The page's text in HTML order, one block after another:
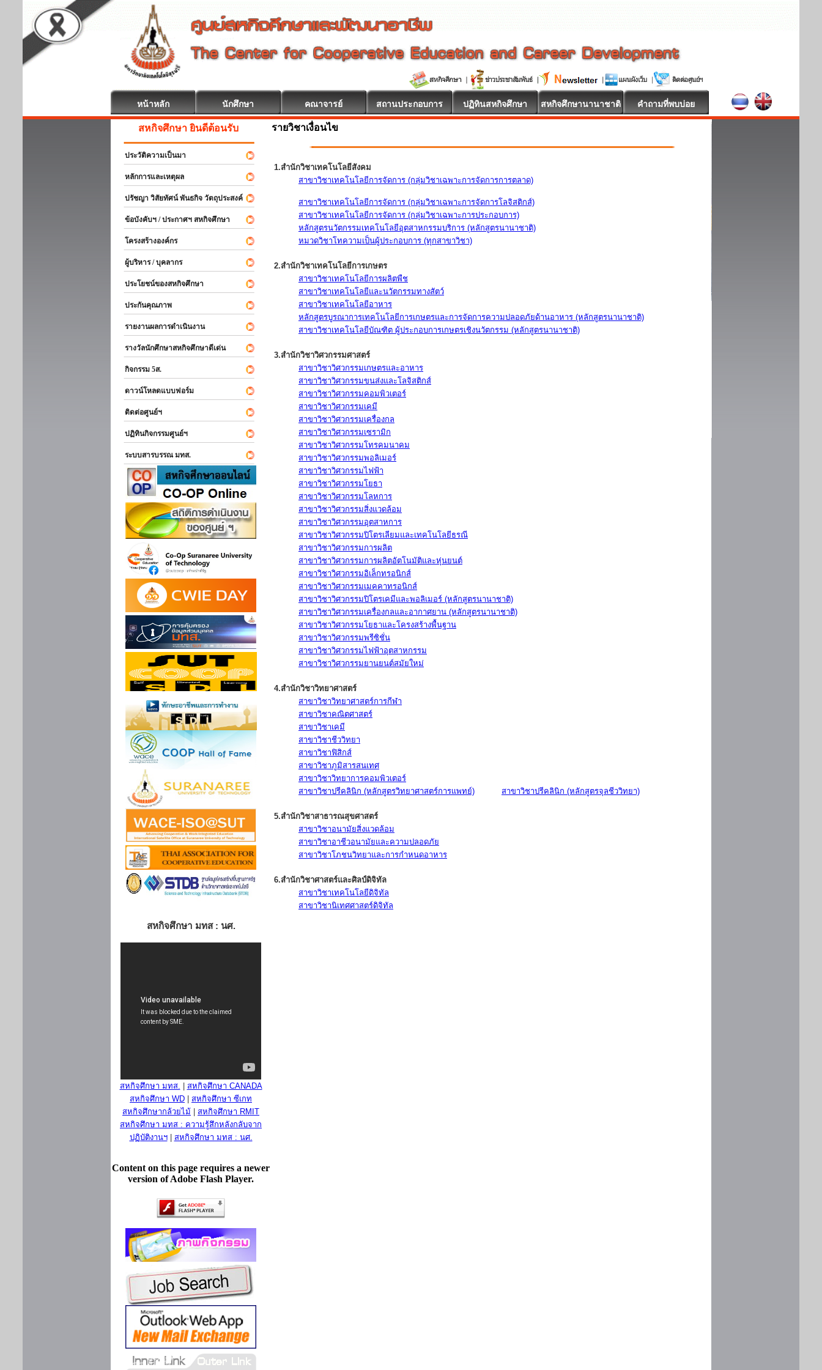
หน้าหลัก นักศึกษา คณาจารย์ สถานประกอบการ ปฏิทินสหกิจศึกษา สหกิจศึกษานานาชาติ คำถามที่พบบ่อย
สหกิจศึกษา ยินดีต้อนรับ
ประวัติความเป็นมา
หลักการและเหตุผล
ปรัชญา วิสัยทัศน์ พันธกิจ วัตถุประสงค์
ข้อบังคับฯ / ประกาศฯ สหกิจศึกษา
โครงสร้างองค์กร
ผู้บริหาร / บุคลากร
ประโยชน์ของสหกิจศึกษา
ประกันคุณภาพ
รายงานผลการดำเนินงาน
รางวัลนักศึกษาสหกิจศึกษาดีเด่น
กิจกรรม 5ส.
ดาวน์โหลดแบบฟอร์ม
ติดต่อศูนย์ฯ
ปฏิทินกิจกรรมศูนย์ฯ
ระบบสารบรรณ มทส.
สหกิจศึกษา มทส : นศ.
สหกิจศึกษา มทส.
สหกิจศึกษา CANADA
สหกิจศึกษา WD
สหกิจศึกษา ซีเกท
สหกิจศึกษากล้วยไม้
สหกิจศึกษา RMIT
สหกิจศึกษา มทส : ความรู้สึกหลังกลับจาก
ปฏิบัติงานฯ| สหกิจศึกษา มทส : นศ.
Content on this page requires a newer
version of Adobe Flash Player.
รายวิชาเงื่อนไข
1.สำนักวิชาเทคโนโลยีสังคม
สาขาวิชาเทคโนโลยีการจัดการ (กลุ่มวิชาเฉพาะการจัดการการตลาด)
สาขาวิชาเทคโนโลยีการจัดการ (กลุ่มวิชาเฉพาะการจัดการโลจิสติกส์)
สาขาวิชาเทคโนโลยีการจัดการ (กลุ่มวิชาเฉพาะการประกอบการ)
หลักสูตรนวัตกรรมเทคโนโลยีอุตสาหกรรมบริการ (หลักสูตรนานาชาติ)
หมวดวิชาโทความเป็นผู้ประกอบการ (ทุกสาขาวิชา)
2.สำนักวิชาเทคโนโลยีการเกษตร
สาขาวิชาเทคโนโลยีการผลิตพืช
สาขาวิชาเทคโนโลยีและนวัตกรรมทางสัตว์
สาขาวิชาเทคโนโลยีอาหาร
หลักสูตรบูรณาการเทคโนโลยีการเกษตรและการจัดการความปลอดภัยด้านอาหาร (หลักสูตรนานาชาติ)
สาขาวิชาเทคโนโลยีบัณฑิต ผู้ประกอบการเกษตรเชิงนวัตกรรม (หลักสูตรนานาชาติ)
3.สำนักวิชาวิศวกรรมศาสตร์
สาขาวิชาวิศวกรรมเกษตรและอาหาร
สาขาวิชาวิศวกรรมขนส่งและโลจิสติกส์
สาขาวิชาวิศวกรรมคอมพิวเตอร์
สาขาวิชาวิศวกรรมเคมี
สาขาวิชาวิศวกรรมเครื่องกล
สาขาวิชาวิศวกรรมเซรามิก
สาขาวิชาวิศวกรรมโทรคมนาคม
สาขาวิชาวิศวกรรมพอลิเมอร์
สาขาวิชาวิศวกรรมไฟฟ้า
สาขาวิชาวิศวกรรมโยธา
สาขาวิชาวิศวกรรมโลหการ
สาขาวิชาวิศวกรรมสิ่งแวดล้อม
สาขาวิชาวิศวกรรมอุตสาหการ
สาขาวิชาวิศวกรรมปิโตรเลียมและเทคโนโลยีธรณี
สาขาวิชาวิศวกรรมการผลิต
สาขาวิชาวิศวกรรมการผลิตอัตโนมัติและหุ่นยนต์
สาขาวิชาวิศวกรรมอิเล็กทรอนิกส์
สาขาวิชาวิศวกรรมเมคคาทรอนิกส์
สาขาวิชาวิศวกรรมปิโตรเคมีและพอลิเมอร์ (หลักสูตรนานาชาติ)
สาขาวิชาวิศวกรรมเครื่องกลและอากาศยาน (หลักสูตรนานาชาติ)
สาขาวิชาวิศวกรรมโยธาและโครงสร้างพื้นฐาน
สาขาวิชาวิศวกรรมพรีซิชั่น
สาขาวิชาวิศวกรรมไฟฟ้าอุตสาหกรรม
สาขาวิชาวิศวกรรมยานยนต์สมัยใหม่
4.สำนักวิชาวิทยาศาสตร์
สาขาวิชาวิทยาศาสตร์การกีฬา
สาขาวิชาคณิตศาสตร์
สาขาวิชาเคมี
สาขาวิชาชีววิทยา
สาขาวิชาฟิสิกส์
สาขาวิชาภูมิสารสนเทศ
สาขาวิชาวิทยาการคอมพิวเตอร์
สาขาวิชาปรีคลินิก (หลักสูตรวิทยาศาสตร์การแพทย์)
สาขาวิชาปรีคลินิก (หลักสูตรจุลชีววิทยา)
5.สำนักวิชาสาธารณสุขศาสตร์
สาขาวิชาอนามัยสิ่งแวดล้อม
สาขาวิชาอาชีวอนามัยและความปลอดภัย
สาขาวิชาโภชนวิทยาและการกำหนดอาหาร
6.สำนักวิชาศาสตร์และศิลป์ดิจิทัล
สาขาวิชาเทคโนโลยีดิจิทัล
สาขาวิชานิเทศศาสตร์ดิจิทัล